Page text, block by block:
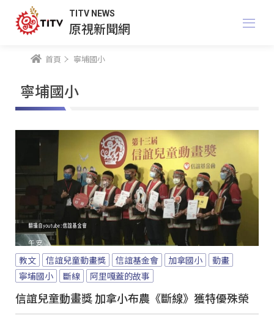
TITV NEWS
原視新聞網
首頁 寧埔國小
寧埔國小
教文 信誼兒童動畫獎 信誼基金會 加拿國小
動畫
寧埔國小
斷線 阿里嘎蓋的故事
信誼兒童動畫獎 加拿小布農《斷線》獲特優殊榮